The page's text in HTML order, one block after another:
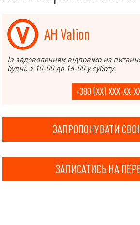
АН Valion
Із задоволенням відповімо на
будні, з 10-00 до 16-00 у суботу.
+380 (XX) XXX-XX-
ЗАПРОПОНУВАТИ
ЗАПИСАТИСЬ НА